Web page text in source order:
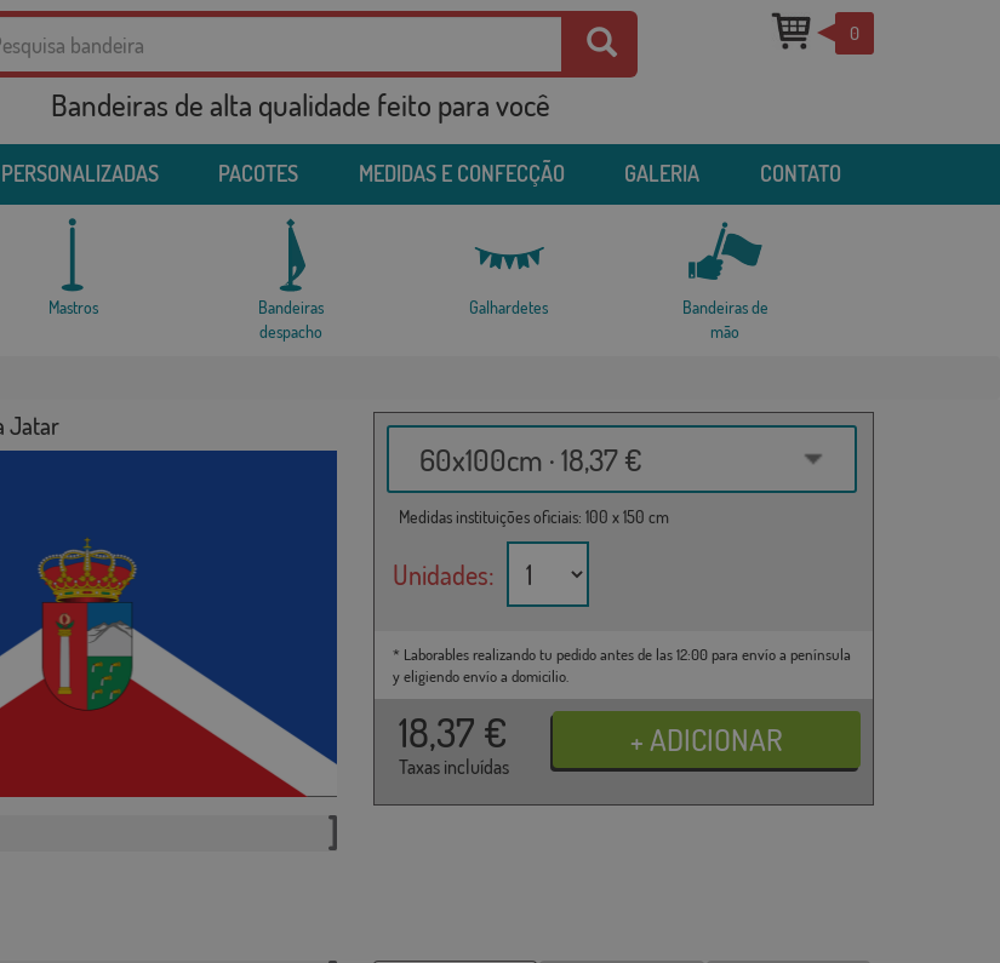
Bandeiras de alta qualidade feito para você
0
PACOTES MEDIDAS E CONFECÇÃO GALERIA CONTATO
Mastros
Bandeiras
despacho
Galhardetes
Bandeiras de
mão
Jatar
60x100cm · 18,37 €
Medidas instituições oficiais: 100 x 150 cm
Unidades:
* Laborables realizando tu pedido antes de las 12:00 para envío a península
y eligiendo envío a domicilio.
18,37 €
Taxas incluídas